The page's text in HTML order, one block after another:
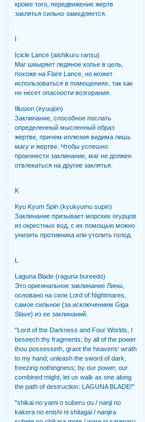
кроме того, передвижение жертв
заклятья сильно замедляется.
I
Icicle Lance (aishikuru ransu)
Маг швыряет ледяное копье в цель,
похоже на Flare Lance, но может
использоваться в помещениях, так как
не несет опасности возгорания.
Illusion (iryuujon)
Заклинание, способное послать
определенный мысленный образ
жертве, причем иллюзия видима лишь
магу и жертве. Чтобы успешно
произнести заклинание, маг не должен
отвлекаться на другие заклятья.
K
Kyu Kyum Spin (kyukyumu supin)
Заклинание призывает морских огурцов
из окрестных вод, с их помощью можно
унизить противника или утолить голод.
L
Laguna Blade (raguna bureedo)
Это оригинальное заклинание Лины,
основано на силе Lord of Nightmares,
самое сильное (за исключением Giga
Slave) из ее заклинаний.
"Lord of the Darkness and Four Worlds, I
beseech thy fragments; by all of the power
thou possesseth, grant the heavens' wrath
to my hand; unleash the sword of dark,
freezing nothingness; by our power, our
combined might, let us walk as one along
the path of destruction: LAGUNA BLADE!"
"shikai no yami o suberu ou / nanji no
kakera no enishi ni shitagai / nanjira